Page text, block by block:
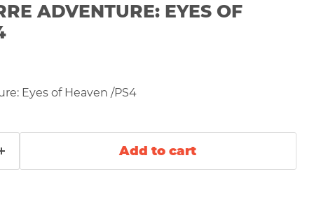
ADVENTURE: EYES OF
Eyes of Heaven /PS4
Add to cart